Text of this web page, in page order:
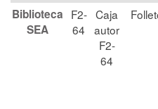
Biblioteca
SEA
F2-
64
Caja
autor
F2-
64